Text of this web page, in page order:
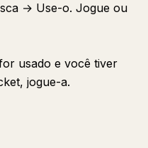
→ Use-o. Jogue ou
usado e você tiver
jogue-a.